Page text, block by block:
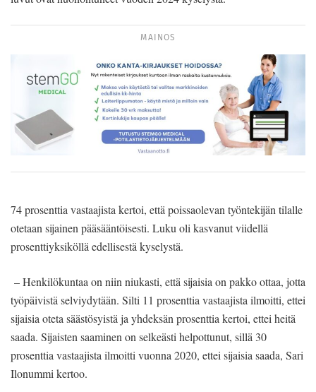
MAINOS
74 prosenttia vastaajista kertoi, että poissaolevan työntekijän tilalle
otetaan sijainen pääsääntöisesti. Luku oli kasvanut viidellä
prosenttiyksiköllä edellisestä kyselystä.
– Henkilökuntaa on niin niukasti, että sijaisia on pakko ottaa, jotta
työpäivistä selviydytään. Silti 11 prosenttia vastaajista ilmoitti, ettei
sijaisia oteta säästösyistä ja yhdeksän prosenttia kertoi, ettei heitä
saada. Sijaisten saaminen on selkeästi helpottunut, sillä 30
prosenttia vastaajista ilmoitti vuonna 2020, ettei sijaisia saada, Sari
Ilonummi kertoo.